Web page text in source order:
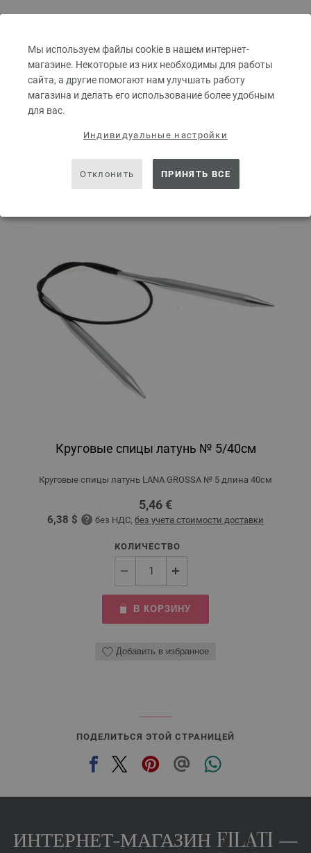
Мы используем файлы cookie в нашем интернет-
магазине. Некоторые из них необходимы для работы
сайта, а другие помогают нам улучшать работу
магазина и делать его использование более удобным
для вас.
Индивидуальные настройки
Отклонить ПРИНЯТЬ ВСЕ
В КОРЗИНУ
Круговые спицы латунь № 5/40см
Круговые спицы латунь LANA GROSSA № 5 длина 40см
5,46 €
6,38 $ без НДС, без учета стоимости доставки
КОЛИЧЕСТВО
В КОРЗИНУ
Добавить в избранное
ПОДЕЛИТЬСЯ ЭТОЙ СТРАНИЦЕЙ
ИНТЕРНЕТ-МАГАЗИН FILATI —